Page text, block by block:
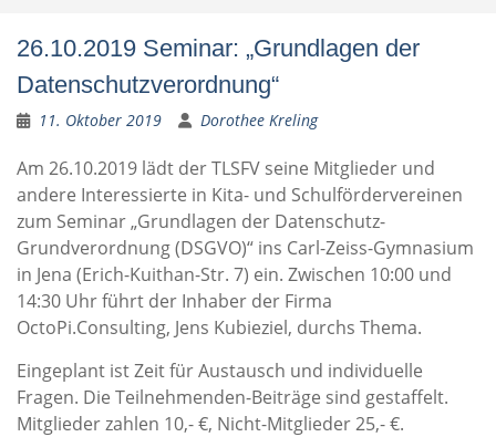
26.10.2019 Seminar: „Grundlagen der
Datenschutzverordnung“
11. Oktober 2019 Dorothee Kreling
Am 26.10.2019 lädt der TLSFV seine Mitglieder und
andere Interessierte in Kita- und Schulfördervereinen
zum Seminar „Grundlagen der Datenschutz-
Grundverordnung (DSGVO)“ ins Carl-Zeiss-Gymnasium
in Jena (Erich-Kuithan-Str. 7) ein. Zwischen 10:00 und
14:30 Uhr führt der Inhaber der Firma
OctoPi.Consulting, Jens Kubieziel, durchs Thema.
Eingeplant ist Zeit für Austausch und individuelle
Fragen. Die Teilnehmenden-Beiträge sind gestaffelt.
Mitglieder zahlen 10,- €, Nicht-Mitglieder 25,- €.